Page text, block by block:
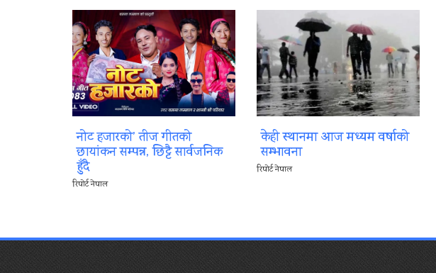
नोट हजारको’ तीज गीतको
छायांकन सम्पन्न, छिट्टै सार्वजनिक
हुँदै
रिपोर्ट नेपाल
केही स्थानमा आज मध्यम वर्षाको
सम्भावना
रिपोर्ट नेपाल